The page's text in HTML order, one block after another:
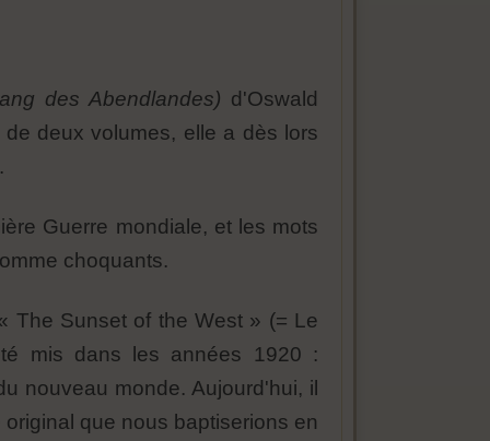
des Abendlandes) d'Oswald
deux volumes, elle a dès lors
Guerre mondiale, et les mots
choquants.
The Sunset of the West » (= Le
mis dans les années 1920 :
nouveau monde. Aujourd'hui, il
que nous baptiserions en